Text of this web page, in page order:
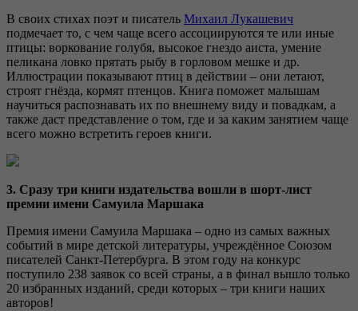
В своих стихах поэт и писатель Михаил Лукашевич
подмечает то, с чем чаще всего ассоциируются те или иные
птицы: воркование голубя, высокое гнездо аиста, умение
пеликана ловко прятать рыбу в горловом мешке и др.
Иллюстрации показывают птиц в действии – они летают,
строят гнёзда, кормят птенцов. Книга поможет малышам
научиться распознавать их по внешнему виду и повадкам, а
также даст представление о том, где и за каким занятием чаще
всего можно встретить героев книги.
3. Сразу три книги издательства вошли в шорт-лист
премии имени Самуила Маршака
Премия имени Самуила Маршака – одно из самых важных
событий в мире детской литературы, учреждённое Союзом
писателей Санкт-Петербурга. В этом году на конкурс
поступило 238 заявок со всей страны, а в финал вышло только
20 избранных изданий, среди которых – три книги наших
авторов!